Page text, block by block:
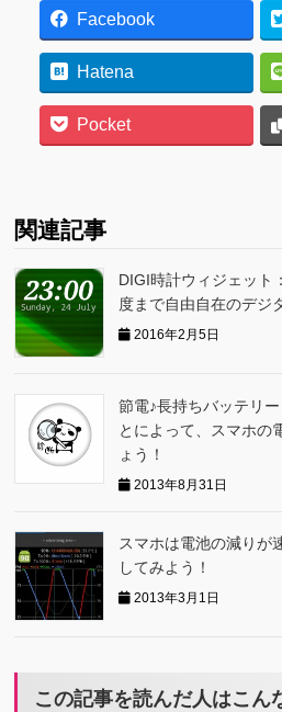
Facebook
Hatena
Pocket
関連記事
DIGI時計ウィジェット
度まで自由自在のデジ
2016年2月5日
節電♪長持ちバッテリ
とによって、スマホの
ょう！
2013年8月31日
スマホは電池の減りが
してみよう！
2013年3月1日
この記事を読んだ人はこん